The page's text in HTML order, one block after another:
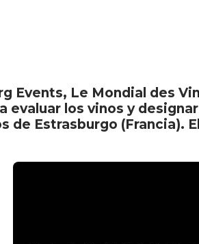
Events, Le Mondial des
evaluar los vinos y
de Estrasburgo (Francia).